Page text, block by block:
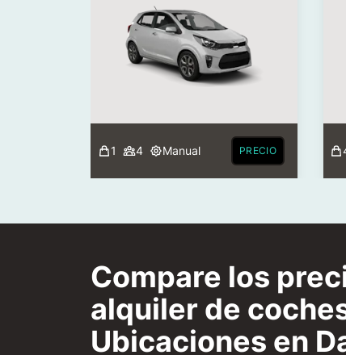
1 4 Manual PRECIO
Compare los
alquiler de
Ubicaciones en